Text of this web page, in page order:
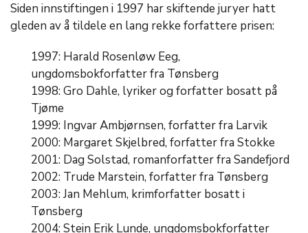
Siden innstiftingen i 1997 har skiftende juryer hatt
gleden av å tildele en lang rekke forfattere prisen:
1997: Harald Rosenløw Eeg,
ungdomsbokforfatter fra Tønsberg
1998: Gro Dahle, lyriker og forfatter bosatt på
Tjøme
1999: Ingvar Ambjørnsen, forfatter fra Larvik
2000: Margaret Skjelbred, forfatter fra Stokke
2001: Dag Solstad, romanforfatter fra Sandefjord
2002: Trude Marstein, forfatter fra Tønsberg
2003: Jan Mehlum, krimforfatter bosatt i
Tønsberg
2004: Stein Erik Lunde, ungdomsbokforfatter